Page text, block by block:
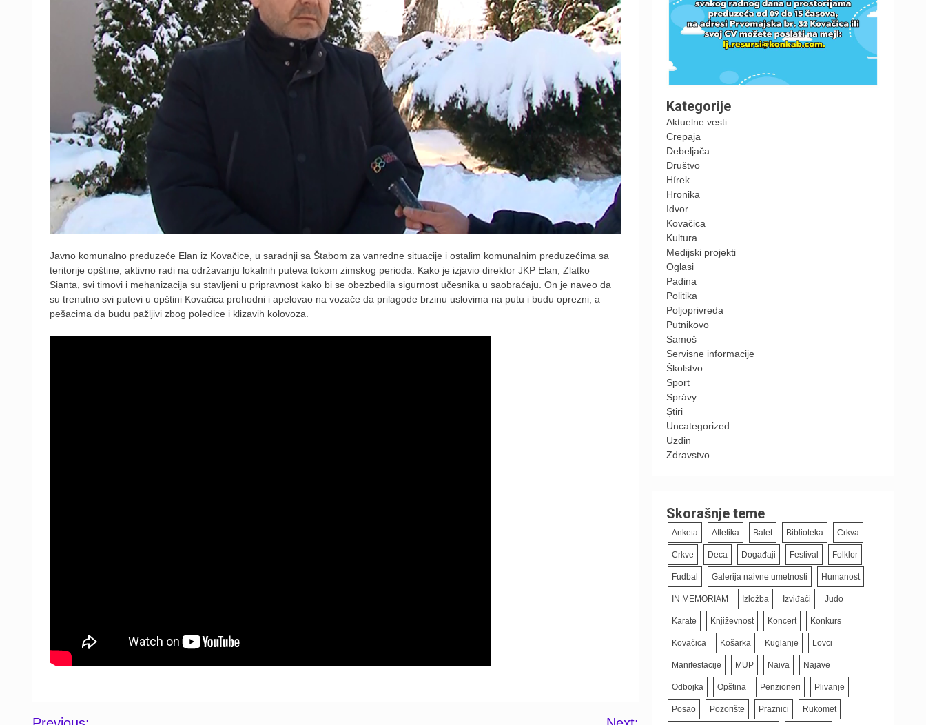
Javno komunalno preduzeće Elan iz Kovačice, u saradnji sa Štabom za vanredne situacije i ostalim komunalnim preduzećima sa
teritorije opštine, aktivno radi na održavanju lokalnih puteva tokom zimskog perioda. Kako je izjavio direktor JKP Elan, Zlatko
Sianta, svi timovi i mehanizacija su stavljeni u pripravnost kako bi se obezbedila sigurnost učesnika u saobraćaju. On je naveo da
su trenutno svi putevi u opštini Kovačica prohodni i apelovao na vozače da prilagode brzinu uslovima na putu i budu oprezni, a
pešacima da budu pažljivi zbog poledice i klizavih kolovoza.
Post
Kategorije
Aktuelne vesti
Crepaja
Debeljača
Društvo
Hírek
Hronika
Idvor
Kovačica
Kultura
Medijski projekti
Oglasi
Padina
Politika
Poljoprivreda
Putnikovo
Samoš
Servisne informacije
Školstvo
Sport
Správy
Știri
Uncategorized
Uzdin
Zdravstvo
Skorašnje teme
Anketa Atletika Balet Biblioteka Crkva
Crkve Deca Događaji Festival Folklor
Fudbal Galerija naivne umetnosti Humanost
IN MEMORIAM Izložba Izviđači Judo
Karate Književnost Koncert Konkurs
Kovačica Košarka Kuglanje Lovci
Manifestacije MUP Naiva Najave
Odbojka Opština Penzioneri Plivanje
Posao Pozorište Praznici Rukomet